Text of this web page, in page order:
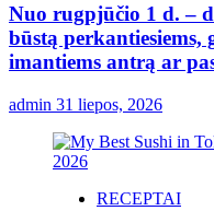
Nuo rugpjūčio 1 d. –
būstą perkantiesiems,
imantiems antrą ar
admin 31 liepos, 2026
RECEPTAI